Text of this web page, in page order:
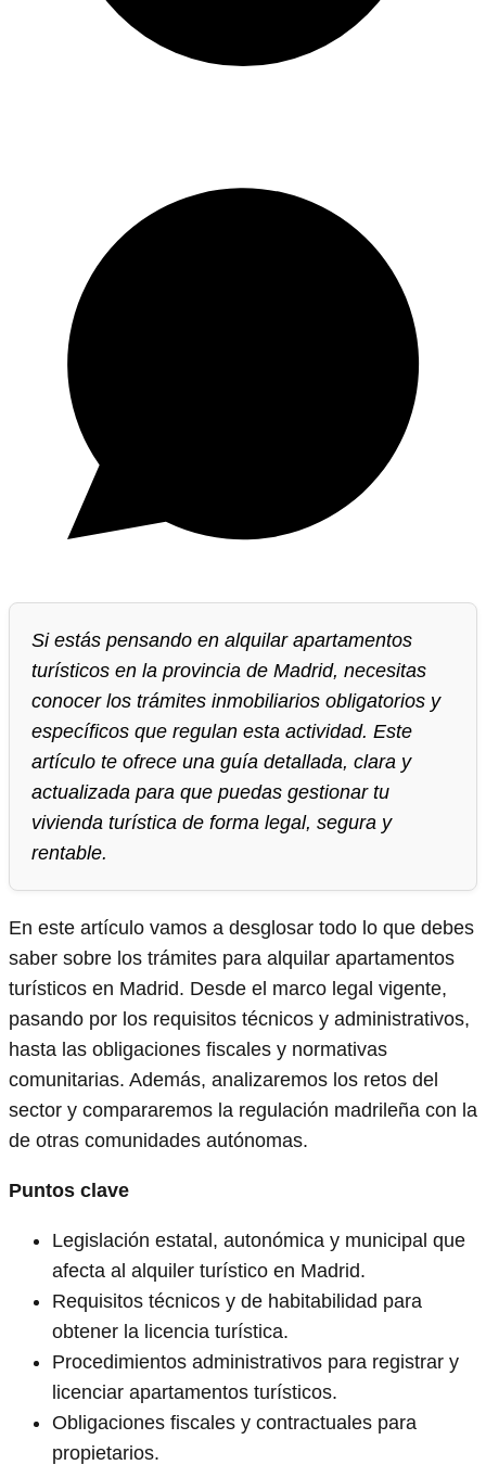
Si estás pensando en alquilar apartamentos
turísticos en la provincia de Madrid, necesitas
conocer los trámites inmobiliarios obligatorios y
específicos que regulan esta actividad. Este
artículo te ofrece una guía detallada, clara y
actualizada para que puedas gestionar tu
vivienda turística de forma legal, segura y
rentable.
En este artículo vamos a desglosar todo lo que debes
saber sobre los trámites para alquilar apartamentos
turísticos en Madrid. Desde el marco legal vigente,
pasando por los requisitos técnicos y administrativos,
hasta las obligaciones fiscales y normativas
comunitarias. Además, analizaremos los retos del
sector y compararemos la regulación madrileña con la
de otras comunidades autónomas.
Puntos clave
Legislación estatal, autonómica y municipal que
afecta al alquiler turístico en Madrid.
Requisitos técnicos y de habitabilidad para
obtener la licencia turística.
Procedimientos administrativos para registrar y
licenciar apartamentos turísticos.
Obligaciones fiscales y contractuales para
propietarios.